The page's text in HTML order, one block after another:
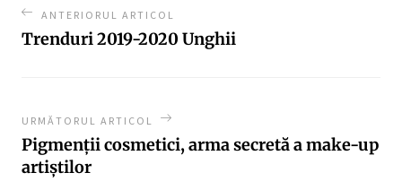
ANTERIORUL ARTICOL
Trenduri 2019-2020 Unghii
URMĂTORUL ARTICOL
Pigmenții cosmetici, arma secretă a make-up
artiștilor